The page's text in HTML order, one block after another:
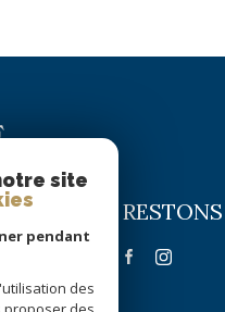
site
pendant
des